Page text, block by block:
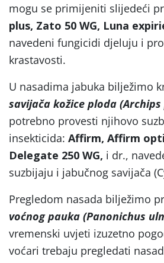
mogu se primijeniti slijedeći
plus, Zato 50 WG, Luna
navedeni fungicidi djeluju i
krastavosti.
U nasadima jabuka bilježimo
savijača kožice ploda
potrebno provesti njihovo
insekticida: Affirm, Affirm
Delegate 250 WG, i dr.,
suzbijaju i jabučnog savijača
Pregledom nasada bilježimo
voćnog pauka (Panonichus
vremenski uvjeti izuzetno
voćari trebaju pregledati